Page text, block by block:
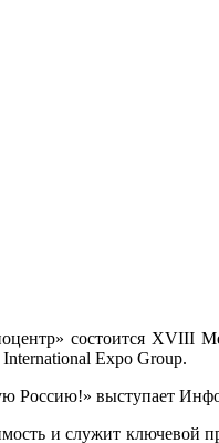
состоится XVIII
Expo Group.
Россию!» выступает
и служит ключевой